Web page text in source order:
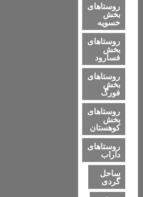
روستاهای
بخش
خسویه
روستاهای
بخش
فسارود
روستاهای
بخش
فورگ
روستاهای
بخش
کوهستان
روستاهای
داراب
ساحل
گردی